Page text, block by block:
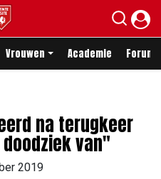
Vrouwen Academie Forum
na terugkeer
van"
2019